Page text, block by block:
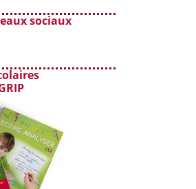
sociaux